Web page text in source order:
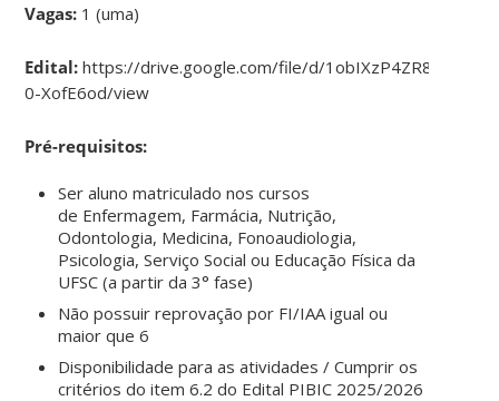
Vagas: 1 (uma)
Edital: https://drive.google.com/file/d/
0-XofE6od/view
Pré-requisitos:
Ser aluno matriculado nos cursos
de Enfermagem, Farmácia, Nutrição,
Odontologia, Medicina, Fonoaudiologia,
Psicologia, Serviço Social ou Educação Física da
UFSC (a partir da 3° fase)
Não possuir reprovação por FI/IAA igual ou
maior que 6
Disponibilidade para as atividades / Cumprir os
critérios do item 6.2 do Edital PIBIC 2025/2026